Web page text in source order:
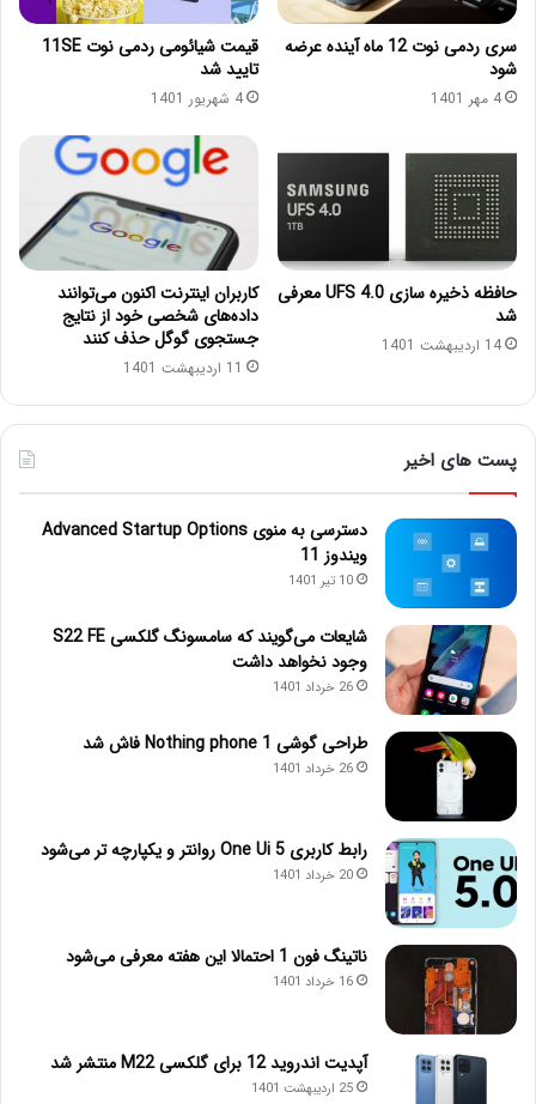
سری ردمی نوت 12 ماه آینده عرضه
شود
4 مهر 1401
قیمت شیائومی ردمی نوت 11SE
تایید شد
4 شهریور 1401
حافظه‌ ذخیره سازی UFS 4.0 معرفی
شد
14 اردیبهشت 1401
کاربران اینترنت اکنون می‌توانند
داده‌های شخصی خود از نتایج
جستجوی گوگل حذف کنند
11 اردیبهشت 1401
پست های اخیر
دسترسی به منوی Advanced Startup Options
ویندوز 11
10 تیر 1401
شایعات می‌گویند که سامسونگ گلکسی S22 FE
وجود نخواهد داشت
26 خرداد 1401
طراحی گوشی Nothing phone 1 فاش شد
26 خرداد 1401
رابط کاربری One Ui 5 روانتر و یکپارچه تر می‌شود
20 خرداد 1401
ناتینگ فون 1 احتمالا این هفته معرفی می‌شود
16 خرداد 1401
آپدیت اندروید 12 برای گلکسی M22 منتشر شد
25 اردیبهشت 1401